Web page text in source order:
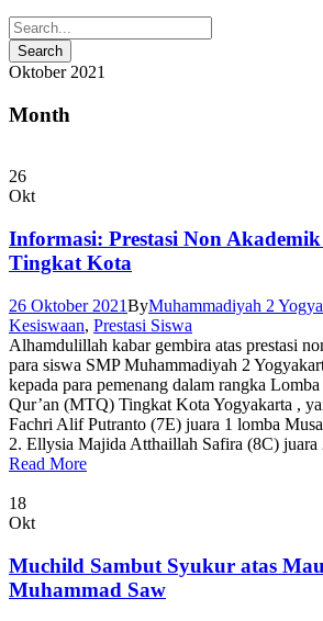
Oktober 2021
Month
26
Okt
Informasi: Prestasi Non
Tingkat Kota
26 Oktober 2021ByMuhammadiyah 2
Kesiswaan, Prestasi Siswa
Alhamdulillah kabar gembira atas prestasi
para siswa SMP Muhammadiyah 2
kepada para pemenang dalam rangka
Qur’an (MTQ) Tingkat Kota Yogyakarta ,
Fachri Alif Putranto (7E) juara 1 lomba
2. Ellysia Majida Atthaillah Safira (8C) juara
Read More
18
Okt
Muchild Sambut Syukur atas
Muhammad Saw